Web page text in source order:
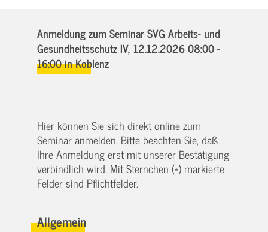
Anmeldung zum Seminar SVG Arbeits- und
Gesundheitsschutz IV, 12.12.2026 08:00 -
16:00in Koblenz
Hier können Sie sich direkt online zum
Seminar anmelden. Bitte beachten Sie, daß
Ihre Anmeldung erst mit unserer Bestätigung
verbindlich wird. Mit Sternchen (*) markierte
Felder sind Pflichtfelder.
Allgemein